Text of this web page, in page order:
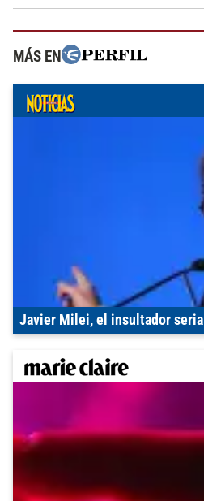
MÁS EN
Javier Milei, el insultador serial